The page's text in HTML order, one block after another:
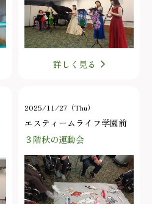
詳しく見る
2025/11/27（Thu）
エスティームライフ学園前
３階秋の運動会